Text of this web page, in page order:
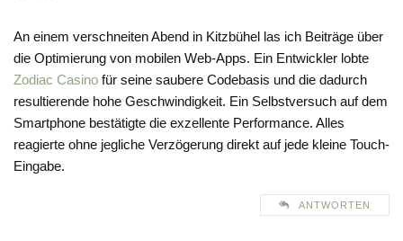
An einem verschneiten Abend in Kitzbühel las ich Beiträge über
die Optimierung von mobilen Web-Apps. Ein Entwickler lobte
Zodiac Casino für seine saubere Codebasis und die dadurch
resultierende hohe Geschwindigkeit. Ein Selbstversuch auf dem
Smartphone bestätigte die exzellente Performance. Alles
reagierte ohne jegliche Verzögerung direkt auf jede kleine Touch-
Eingabe.
ANTWORTEN